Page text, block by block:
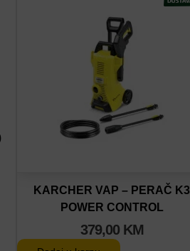
Dodaj u poređenje
KARCHER VAP – PERAČ K3
POWER CONTROL
379,00 KM